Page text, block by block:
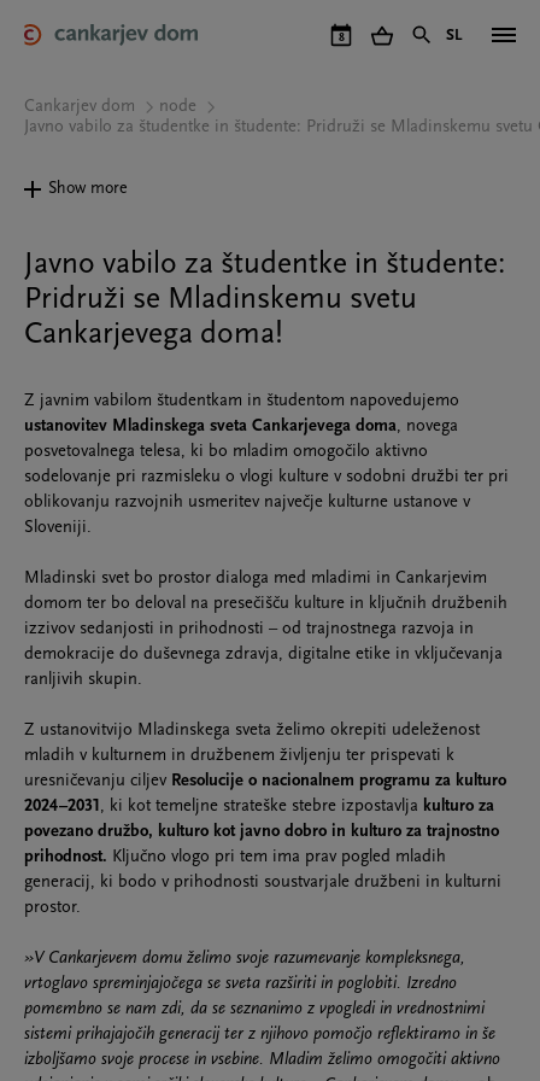
main
8 SL
Cankarjev dom
node
Javno vabilo za študentke in študente: Pridruži se Mladinskemu svetu
Javno vabilo za študentke in študente:
Pridruži se Mladinskemu svetu
Cankarjevega doma!
Z javnim vabilom študentkam in študentom napovedujemo
ustanovitev Mladinskega sveta Cankarjevega doma, novega
posvetovalnega telesa, ki bo mladim omogočilo aktivno
sodelovanje pri razmisleku o vlogi kulture v sodobni družbi ter pri
oblikovanju razvojnih usmeritev največje kulturne ustanove v
Sloveniji.
Mladinski svet bo prostor dialoga med mladimi in Cankarjevim
domom ter bo deloval na presečišču kulture in ključnih družbenih
izzivov sedanjosti in prihodnosti – od trajnostnega razvoja in
demokracije do duševnega zdravja, digitalne etike in vključevanja
ranljivih skupin.
Z ustanovitvijo Mladinskega sveta želimo okrepiti udeleženost
mladih v kulturnem in družbenem življenju ter prispevati k
uresničevanju ciljev Resolucije o nacionalnem programu za kulturo
2024–2031, ki kot temeljne strateške stebre izpostavlja kulturo za
povezano družbo, kulturo kot javno dobro in kulturo za trajnostno
prihodnost. Ključno vlogo pri tem ima prav pogled mladih
generacij, ki bodo v prihodnosti soustvarjale družbeni in kulturni
prostor.
»V Cankarjevem domu želimo svoje razumevanje kompleksnega,
vrtoglavo spreminjajočega se sveta razširiti in poglobiti. Izredno
pomembno se nam zdi, da se seznanimo z vpogledi in vrednostnimi
sistemi prihajajočih generacij ter z njihovo pomočjo reflektiramo in še
izboljšamo svoje procese in vsebine. Mladim želimo omogočiti aktivno
Show more